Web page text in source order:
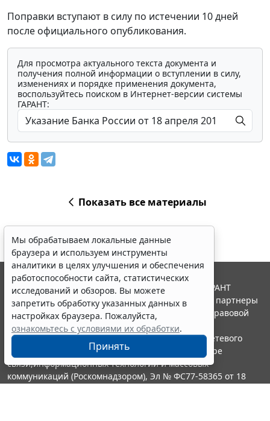
Поправки вступают в силу по истечении 10 дней
после официального опубликования.
Для просмотра актуального текста документа и
получения полной информации о вступлении в силу,
изменениях и порядке применения документа,
воспользуйтесь поиском в Интернет-версии системы
ГАРАНТ:
Показать все материалы
Мы обрабатываем локальные данные
браузера и используем инструменты
аналитики в целях улучшения и обеспечения
работоспособности сайта, статистических
исследований и обзоров. Вы можете
запретить обработку указанных данных в
настройках браузера. Пожалуйста,
ознакомьтесь с условиями их обработки.
Принять
© ООО "НПП "ГАРАНТ-СЕРВИС", 2026. Система ГАРАНТ
выпускается с 1990 года. Компания "Гарант" и ее партнеры
являются участниками Российской ассоциации правовой
информации ГАРАНТ.
Портал ГАРАНТ.РУ зарегистрирован в качестве сетевого
издания Федеральной службой по надзору в сфере
связи,информационных технологий и массовых
коммуникаций (Роскомнадзором), Эл № ФС77-58365 от 18